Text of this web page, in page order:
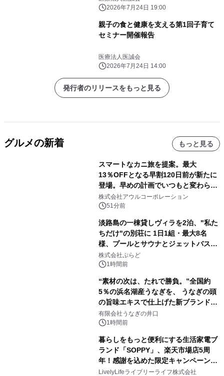
2026年7月24日 19:00
親子の食と健康を支える第1回子育て
セミナー開催報告
医療法人医誠会
2026年7月24日 14:00
発行者のリリースをもっと見る
グルメの新着 もっと見る
スマートなカニ旅を提案。最大
13％OFFとなる早割120日前が新たに
登場。早めの計画でいつもと変わらぬ
大人の冬旅を。ー夕日ヶ浦温泉「佳松
苑 別邸ふうか」ー
株式会社アウルコーポレーション
51分前
淡路島の一棟貸しヴィラを2泊、"私た
ちだけ"の別荘に 1日1組・最大8名
様、プールとサウナとジェットバス付
きで Villa Mon Temps AWAJIの連泊
素泊りプラン
株式会社ぷらど
1時間前
“素材の次は、たれで勝負。”全国約
5％の浜名湖産うなぎを、 うなぎの頭
の旨味エキスで仕上げた新ブランド
「井口の誉」誕生
有限会社うなぎの井口
1時間前
暮らしをもっと便利にする生活家電ブ
ランド「SOPPY」、楽天市場店5周
年！感謝を込めた限定キャンペーンを
8月10日より開催
LivelyLifeライブリーライフ株式会社